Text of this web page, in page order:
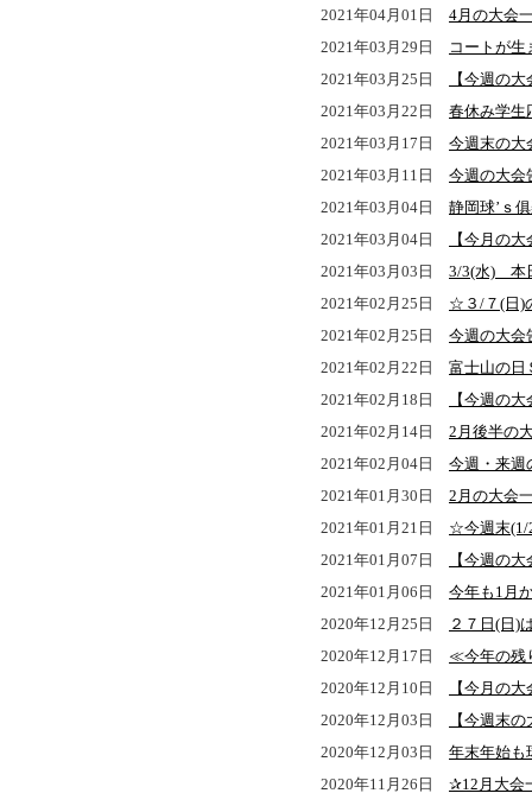
2021年04月01日 4月の大会
2021年03月29日
コートが生
2021年03月25日
【今週の
2021年03月22日 春休み学生
2021年03月17日 今週末の大
2021年03月11日 今週の大会
2021年03月04日 静岡球’ｓ
2021年03月04日
【今月の
2021年03月03日 3/3(水) 本
2021年02月25日 ☆３/７(日)
2021年02月25日 今週の大会
2021年02月22日 富士山の日
2021年02月18日
【今週の
2021年02月14日 2月後半の
2021年02月04日 今週・来週
2021年01月30日 2月の大会
2021年01月21日 ☆今週末(1/
2021年01月07日
【今週の
2021年01月06日 今年も1月
2020年12月25日
２７日(日)
2020年12月17日 ≪今年の残
2020年12月10日
【今月の
2020年12月03日
【今週末
2020年12月03日 年末年始も
2020年11月26日 ✰12月大会